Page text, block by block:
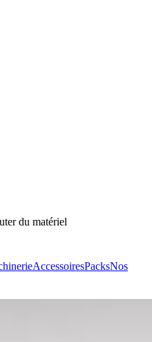
du matériel
AccessoiresPacksNos